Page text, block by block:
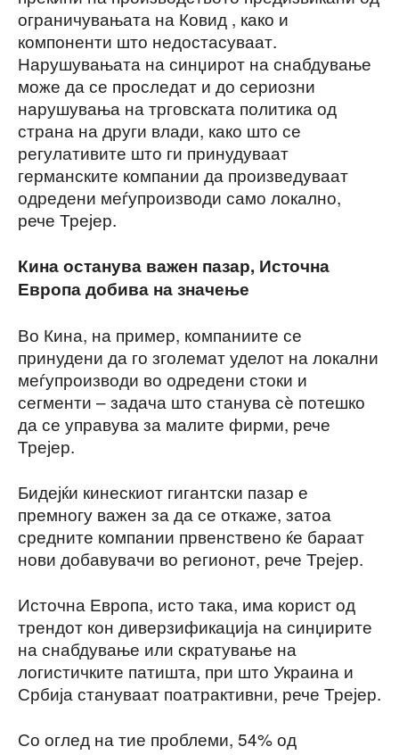
ограничувањата на Ковид , како и
компоненти што недостасуваат.
Нарушувањата на синџирот на снабдување
може да се проследат и до сериозни
нарушувања на трговската политика од
страна на други влади, како што се
регулативите што ги принудуваат
германските компании да произведуваат
одредени меѓупроизводи само локално,
рече Трејер.
Кина останува важен пазар, Источна
Европа добива на значење
Во Кина, на пример, компаниите се
принудени да го зголемат уделот на локални
меѓупроизводи во одредени стоки и
сегменти – задача што станува сè потешко
да се управува за малите фирми, рече
Трејер.
Бидејќи кинескиот гигантски пазар е
премногу важен за да се откаже, затоа
средните компании првенствено ќе бараат
нови добавувачи во регионот, рече Трејер.
Источна Европа, исто така, има корист од
трендот кон диверзификација на синџирите
на снабдување или скратување на
логистичките патишта, при што Украина и
Србија стануваат поатрактивни, рече Трејер.
Со оглед на тие проблеми, 54% од